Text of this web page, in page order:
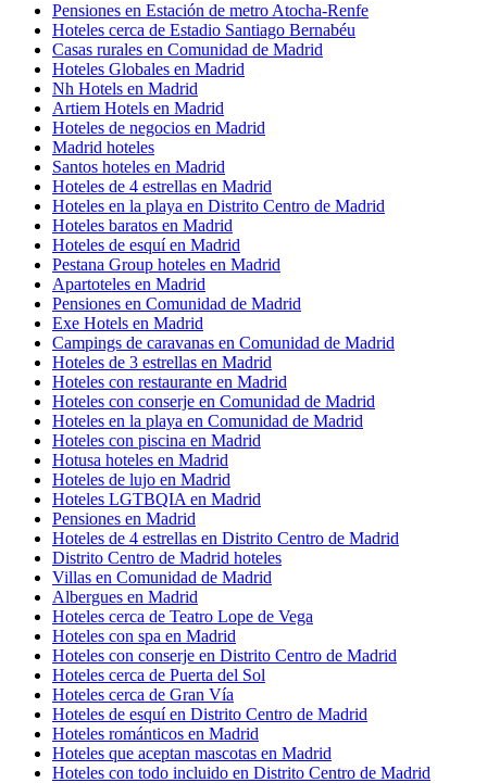
Pensiones en Estación de metro Atocha-Renfe
Hoteles cerca de Estadio Santiago Bernabéu
Casas rurales en Comunidad de Madrid
Hoteles Globales en Madrid
Nh Hotels en Madrid
Artiem Hotels en Madrid
Hoteles de negocios en Madrid
Madrid hoteles
Santos hoteles en Madrid
Hoteles de 4 estrellas en Madrid
Hoteles en la playa en Distrito Centro de Madrid
Hoteles baratos en Madrid
Hoteles de esquí en Madrid
Pestana Group hoteles en Madrid
Apartoteles en Madrid
Pensiones en Comunidad de Madrid
Exe Hotels en Madrid
Campings de caravanas en Comunidad de Madrid
Hoteles de 3 estrellas en Madrid
Hoteles con restaurante en Madrid
Hoteles con conserje en Comunidad de Madrid
Hoteles en la playa en Comunidad de Madrid
Hoteles con piscina en Madrid
Hotusa hoteles en Madrid
Hoteles de lujo en Madrid
Hoteles LGTBQIA en Madrid
Pensiones en Madrid
Hoteles de 4 estrellas en Distrito Centro de Madrid
Distrito Centro de Madrid hoteles
Villas en Comunidad de Madrid
Albergues en Madrid
Hoteles cerca de Teatro Lope de Vega
Hoteles con spa en Madrid
Hoteles con conserje en Distrito Centro de Madrid
Hoteles cerca de Puerta del Sol
Hoteles cerca de Gran Vía
Hoteles de esquí en Distrito Centro de Madrid
Hoteles románticos en Madrid
Hoteles que aceptan mascotas en Madrid
Hoteles con todo incluido en Distrito Centro de Madrid